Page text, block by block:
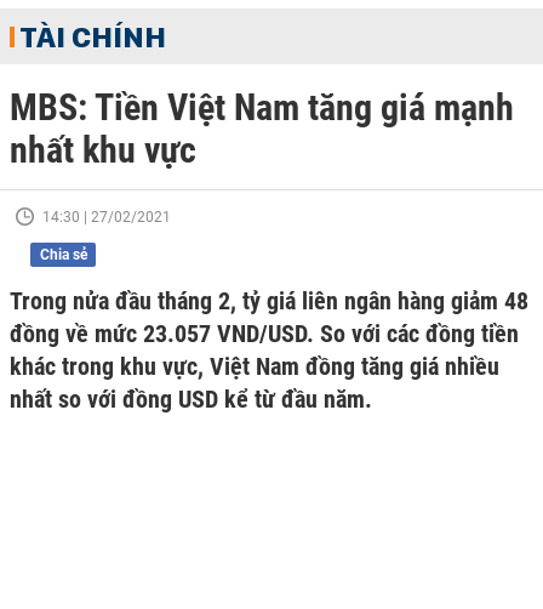
TÀI CHÍNH
MBS: Tiền Việt Nam tăng giá mạnh
nhất khu vực
14:30 | 27/02/2021
Chia sẻ
Trong nửa đầu tháng 2, tỷ giá liên ngân hàng giảm 48
đồng về mức 23.057 VND/USD. So với các đồng tiền
khác trong khu vực, Việt Nam đồng tăng giá nhiều
nhất so với đồng USD kể từ đầu năm.